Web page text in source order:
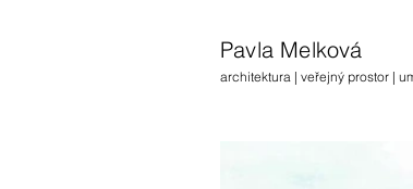
architektura | veřejný prostor |
Pavla Melková